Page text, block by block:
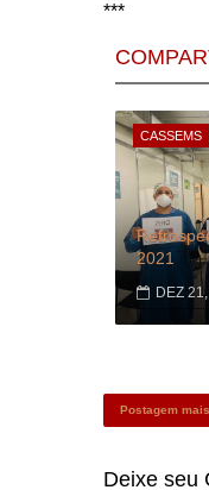
***
CASSEMS
2021
DEZ
Postagem
Deixe seu